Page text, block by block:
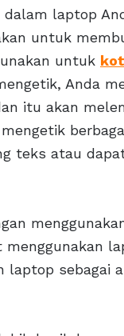
laptop
untuk
untuk
Anda
itu akan
teks atau
laptop sebagai